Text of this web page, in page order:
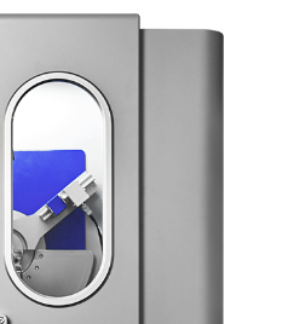
порошковой
состоят из четырех
трубки,
и детектора